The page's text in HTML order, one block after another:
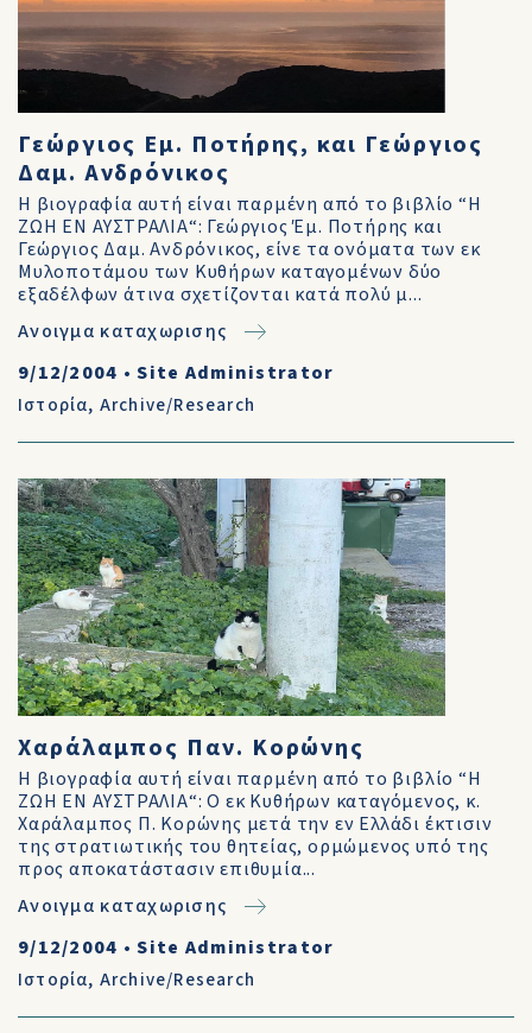
Γεώργιος Εμ. Ποτήρης, και Γεώργιος
Δαμ. Ανδρόνικος
Η βιογραφία αυτή είναι παρμένη από το βιβλίο “Η
ΖΩΗ ΕΝ ΑΥΣΤΡΑΛΙΑ“: Γεώργιος Έμ. Ποτήρης και
Γεώργιος Δαμ. Ανδρόνικος, είνε τα ονόματα των εκ
Μυλοποτάμου των Κυθήρων καταγομένων δύο
εξαδέλφων άτινα σχετίζονται κατά πολύ μ...
Ανοιγμα καταχωρισης
9/12/2004 •Site Administrator
Ιστορία, Archive/Research
Χαράλαμπος Παν. Κορώνης
Η βιογραφία αυτή είναι παρμένη από το βιβλίο “Η
ΖΩΗ ΕΝ ΑΥΣΤΡΑΛΙΑ“: Ο εκ Κυθήρων καταγόμενος, κ.
Χαράλαμπος Π. Κορώνης μετά την εν Ελλάδι έκτισιν
της στρατιωτικής του θητείας, ορμώμενος υπό της
προς αποκατάστασιν επιθυμία...
Ανοιγμα καταχωρισης
9/12/2004 •Site Administrator
Ιστορία, Archive/Research